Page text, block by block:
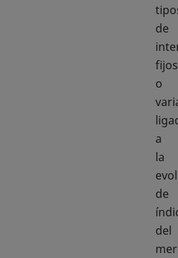
de
fijos
o
a
la
de
del